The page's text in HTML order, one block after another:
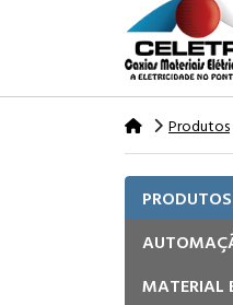
Produtos
PRODUTOS
MATERIAL